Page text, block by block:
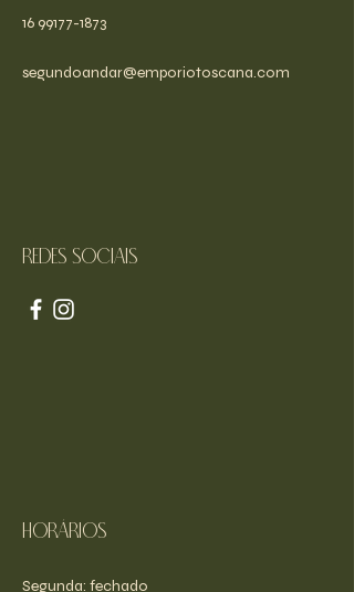
16 99177-1873
segundoandar@emporiotoscana.com
Redes sociais
Horários
Segunda: fechado